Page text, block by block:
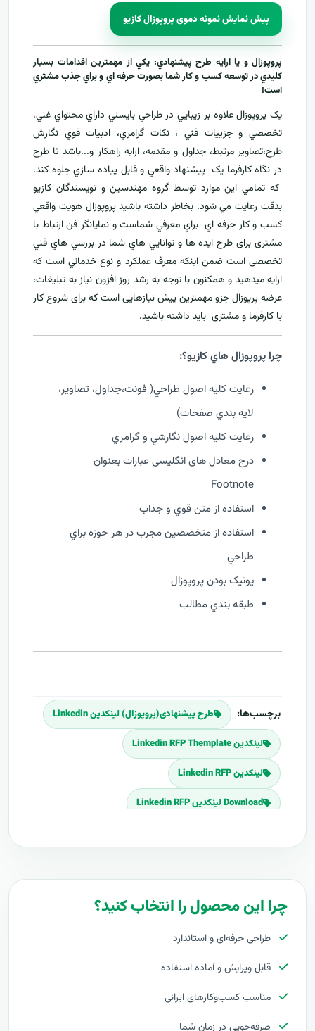
پیش نمایش نمونه دموی پروپوزال کازیو
پروپوزال و يا ارايه طرح پيشنهادي: يکي از مهمترين اقدامات بسيار
کليدي در توسعه کسب و کار شما بصورت حرفه اي و براي جذب مشتري
است!
يک پروپوزال علاوه بر زيبايي در طراحي بايستي داراي محتواي غني،
تخصصي و جزييات فني ، نکات گرامري، ادبيات قوي نگارش
طرح،تصاوير مرتبط، جداول و مقدمه، ارایه راهکار و...باشد تا طرح
در نگاه کارفرما يک پيشنهاد واقعي و قابل پياده سازي جلوه کند.
که تمامي اين موارد توسط گروه مهندسين و نويسندگان کازيو
بدقت رعايت مي شود. بخاطر داشته باشيد پروپوزال هويت واقعي
کسب و کار حرفه اي براي معرفيشماست و نمایانگر فن ارتباط با
مشتری برای طرح ايده ها و توانايي هاي شما در بررسي هاي فني
تخصصی است ضمن اینکه معرف عملکرد و نوع خدماتي است که
ارايه ميدهید و همکنون با توجه به رشد روز افزون نياز به تبليغات،
عرضه پرپوزال جزو مهمترين پیش نیازهایی است که برای شروع کار
با کارفرما و مشتری بايد داشته باشيد.
چرا پروپوزال هاي کازيو؟:
رعايت کليه اصول طراحي( فونت،جداول، تصاوير،
لايه بندي صفحات)
رعايت کليه اصول نگارشي و گرامري
درج معادل های انگلیسی عبارات بعنوان
Footnote
استفاده از متن قوي و جذاب
استفاده از متخصصين مجرب در هر حوزه براي
طراحي
يونيک بودن پروپوزال
طبقه بندي مطالب
برچسب‌ها: طرح پیشنهادی(پروپوزال) لینکدین Linkedin
لینکدین Linkedin RFP Themplate
لینکدین Linkedin RFP
Download لینکدین Linkedin RFP
چرا این محصول را انتخاب کنید؟
طراحی حرفه‌ای و استاندارد
قابل ویرایش و آماده استفاده
مناسب کسب‌وکارهای ایرانی
صرفه‌جویی در زمان شما